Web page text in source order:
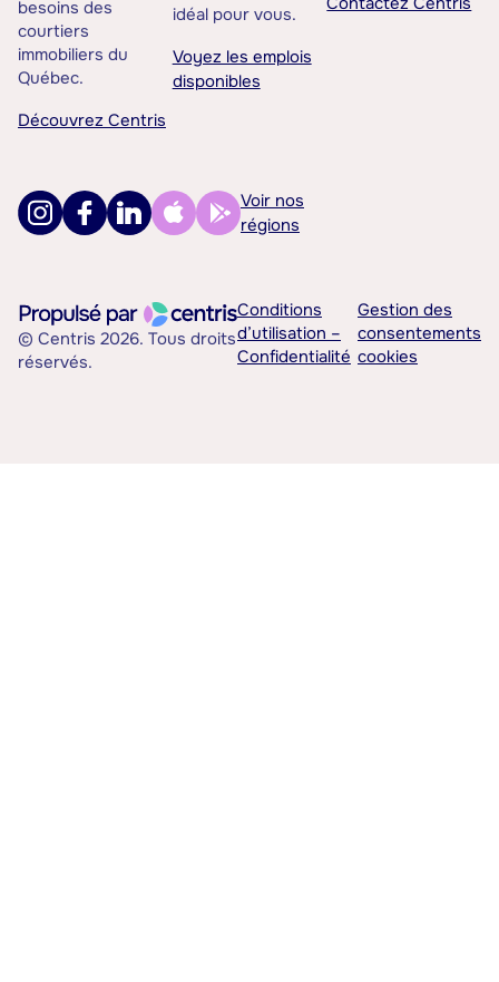
besoins des
courtiers
immobiliers du
Québec.
Découvrez Centris
idéal pour vous.
Voyez les emplois
disponibles
Voir nos
régions
© Centris 2026. Tous droits
réservés.
Conditions
d’utilisation –
Confidentialité
Gestion des
consentements
cookies